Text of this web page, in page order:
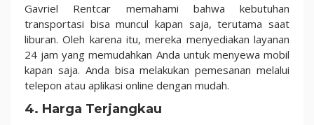
Gavriel Rentcar memahami bahwa kebutuhan
transportasi bisa muncul kapan saja, terutama saat
liburan. Oleh karena itu, mereka menyediakan layanan
24 jam yang memudahkan Anda untuk menyewa mobil
kapan saja. Anda bisa melakukan pemesanan melalui
telepon atau aplikasi online dengan mudah.
4. Harga Terjangkau